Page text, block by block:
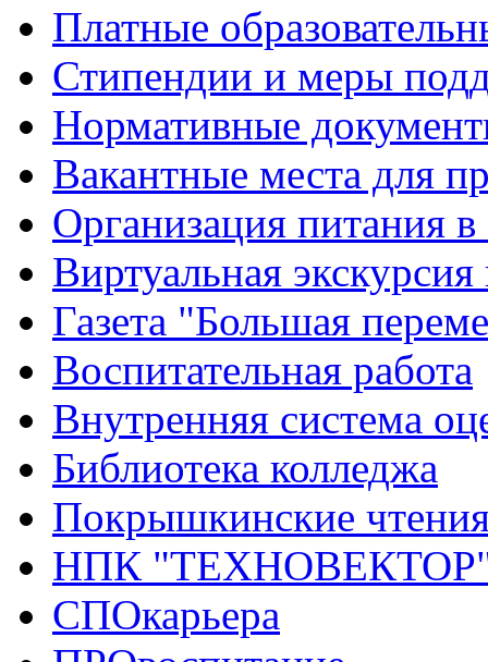
Платные
Стипендии и меры
Нормативные
Вакантные места для
Организация питания в
Виртуальная
Газета "Большая
Воспитательная работа
Внутренняя система
Библиотека колледжа
Покрышкинские
НПК
СПОкарьера